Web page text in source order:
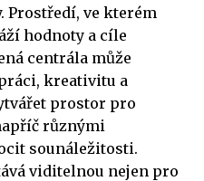
ve kterém
hodnoty a cíle
centrála může
kreativitu a
prostor pro
různými
sounáležitosti.
viditelnou nejen pro